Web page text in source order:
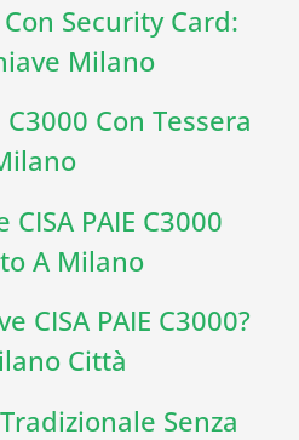
Con Security Card:
Milano
Con Tessera
PAIE C3000
A Milano
CISA PAIE C3000?
Città
Senza